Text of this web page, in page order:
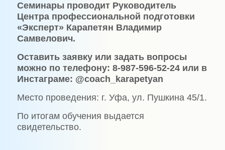
Семинары проводит Руководитель
Центра профессиональной подготовки
«Эксперт» Карапетян Владимир
Самвелович.
Оставить заявку или задать вопросы
можно по телефону: 8-987-596-52-24 или в
Инстаграме: @coach_karapetyan
Место проведения: г. Уфа, ул. Пушкина 45/1.
По итогам обучения выдается
свидетельство.